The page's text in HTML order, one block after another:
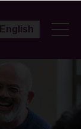
English